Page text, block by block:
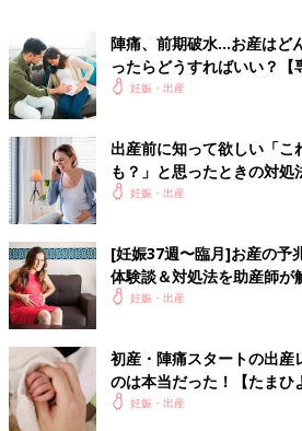
痛みや張りの間隔が10分以内、もしくは
るようになったら産院へ連絡します。経
医師と相談して決めておきます。
電話で伝えること
産院に電話した時に聞かれるのは、主に
□出産予定日
と現在の週数
□初産か経産か
□間隔や痛みの強さ
□破水やおしるしの有無
□産院までの所要時間
前期破水で始まった場合、すぐ
陣痛、前期破水…お産はど
ったらどうすればいい？【
妊娠・出産
出産前に知って欲しい「こ
も？」と思ったときの対処
妊娠・出産
[妊娠37週〜臨月]お産の予
体験談＆対処法を助産師が
妊娠・出産
初産・陣痛スタートの出産
のは本当だった！【たまひ
妊娠・出産